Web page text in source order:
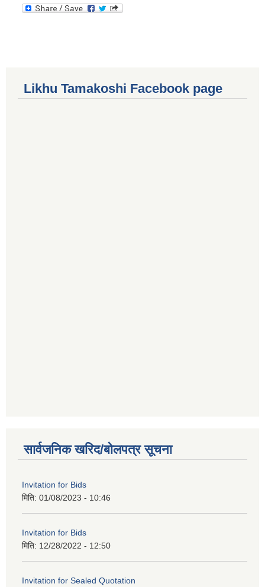
Likhu Tamakoshi Facebook page
सार्वजनिक खरिद/बोलपत्र सूचना
Invitation for Bids
मिति: 01/08/2023 - 10:46
Invitation for Bids
मिति: 12/28/2022 - 12:50
Invitation for Sealed Quotation